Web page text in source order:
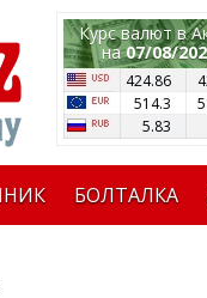
Курс валют в
на07/08/
424.86
514.3
5.83
БОЛТАЛКА